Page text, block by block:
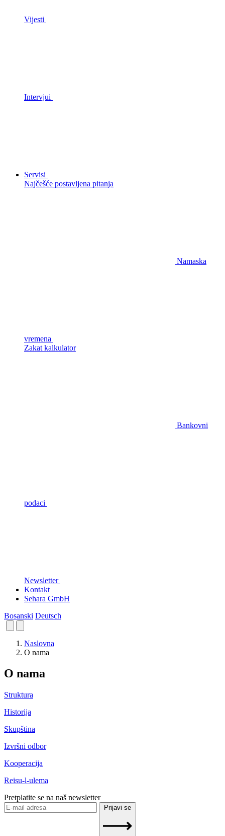
Vijesti
Intervjui
Servisi
Najčešće postavljena pitanja
Namaska
vremena
Zakat kalkulator
Bankovni
podaci
Newsletter
Kontakt
Sehara GmbH
Bosanski Deutsch
Naslovna
O nama
O nama
Struktura
Historija
Skupština
Izvršni odbor
Kooperacija
Reisu-l-ulema
Pretplatite se na naš newsletter
Prijavi se